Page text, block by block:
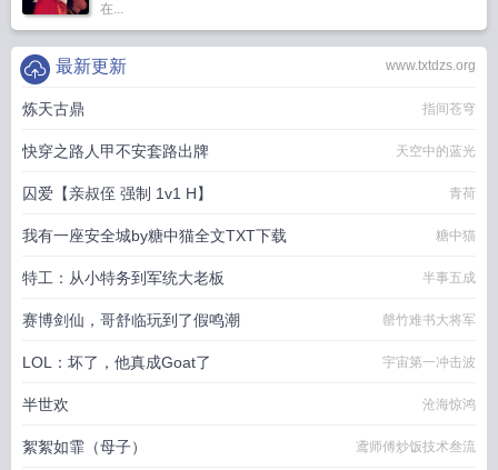
在...
www.txtdzs.org
最新更新
炼天古鼎 指间苍穹
快穿之路人甲不安套路出牌 天空中的蓝光
囚爱【亲叔侄 强制 1v1 H】 青荷
我有一座安全城by糖中猫全文TXT下载 糖中猫
特工：从小特务到军统大老板 半事五成
赛博剑仙，哥舒临玩到了假鸣潮 罄竹难书大将军
LOL：坏了，他真成Goat了 宇宙第一冲击波
半世欢 沧海惊鸿
絮絮如霏（母子） 鸢师傅炒饭技术叁流